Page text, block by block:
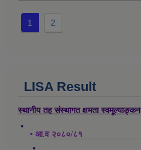
1 2
LISA Result
स्थानीय तह संस्थागत क्षमता स्वमूल्याङ्कन
• आ.व २०८०/८१